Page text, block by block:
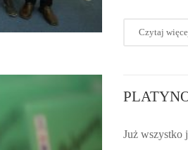
Czytaj
Już wszystko